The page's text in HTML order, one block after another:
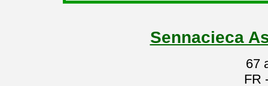
Sennacieca
67
FR